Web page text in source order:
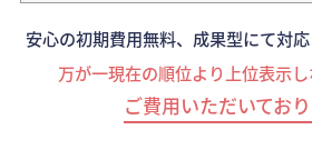
安心の初期費用無料、成果型にて対応
万が一現在の順位より上位表示し
ご費用いただいてお